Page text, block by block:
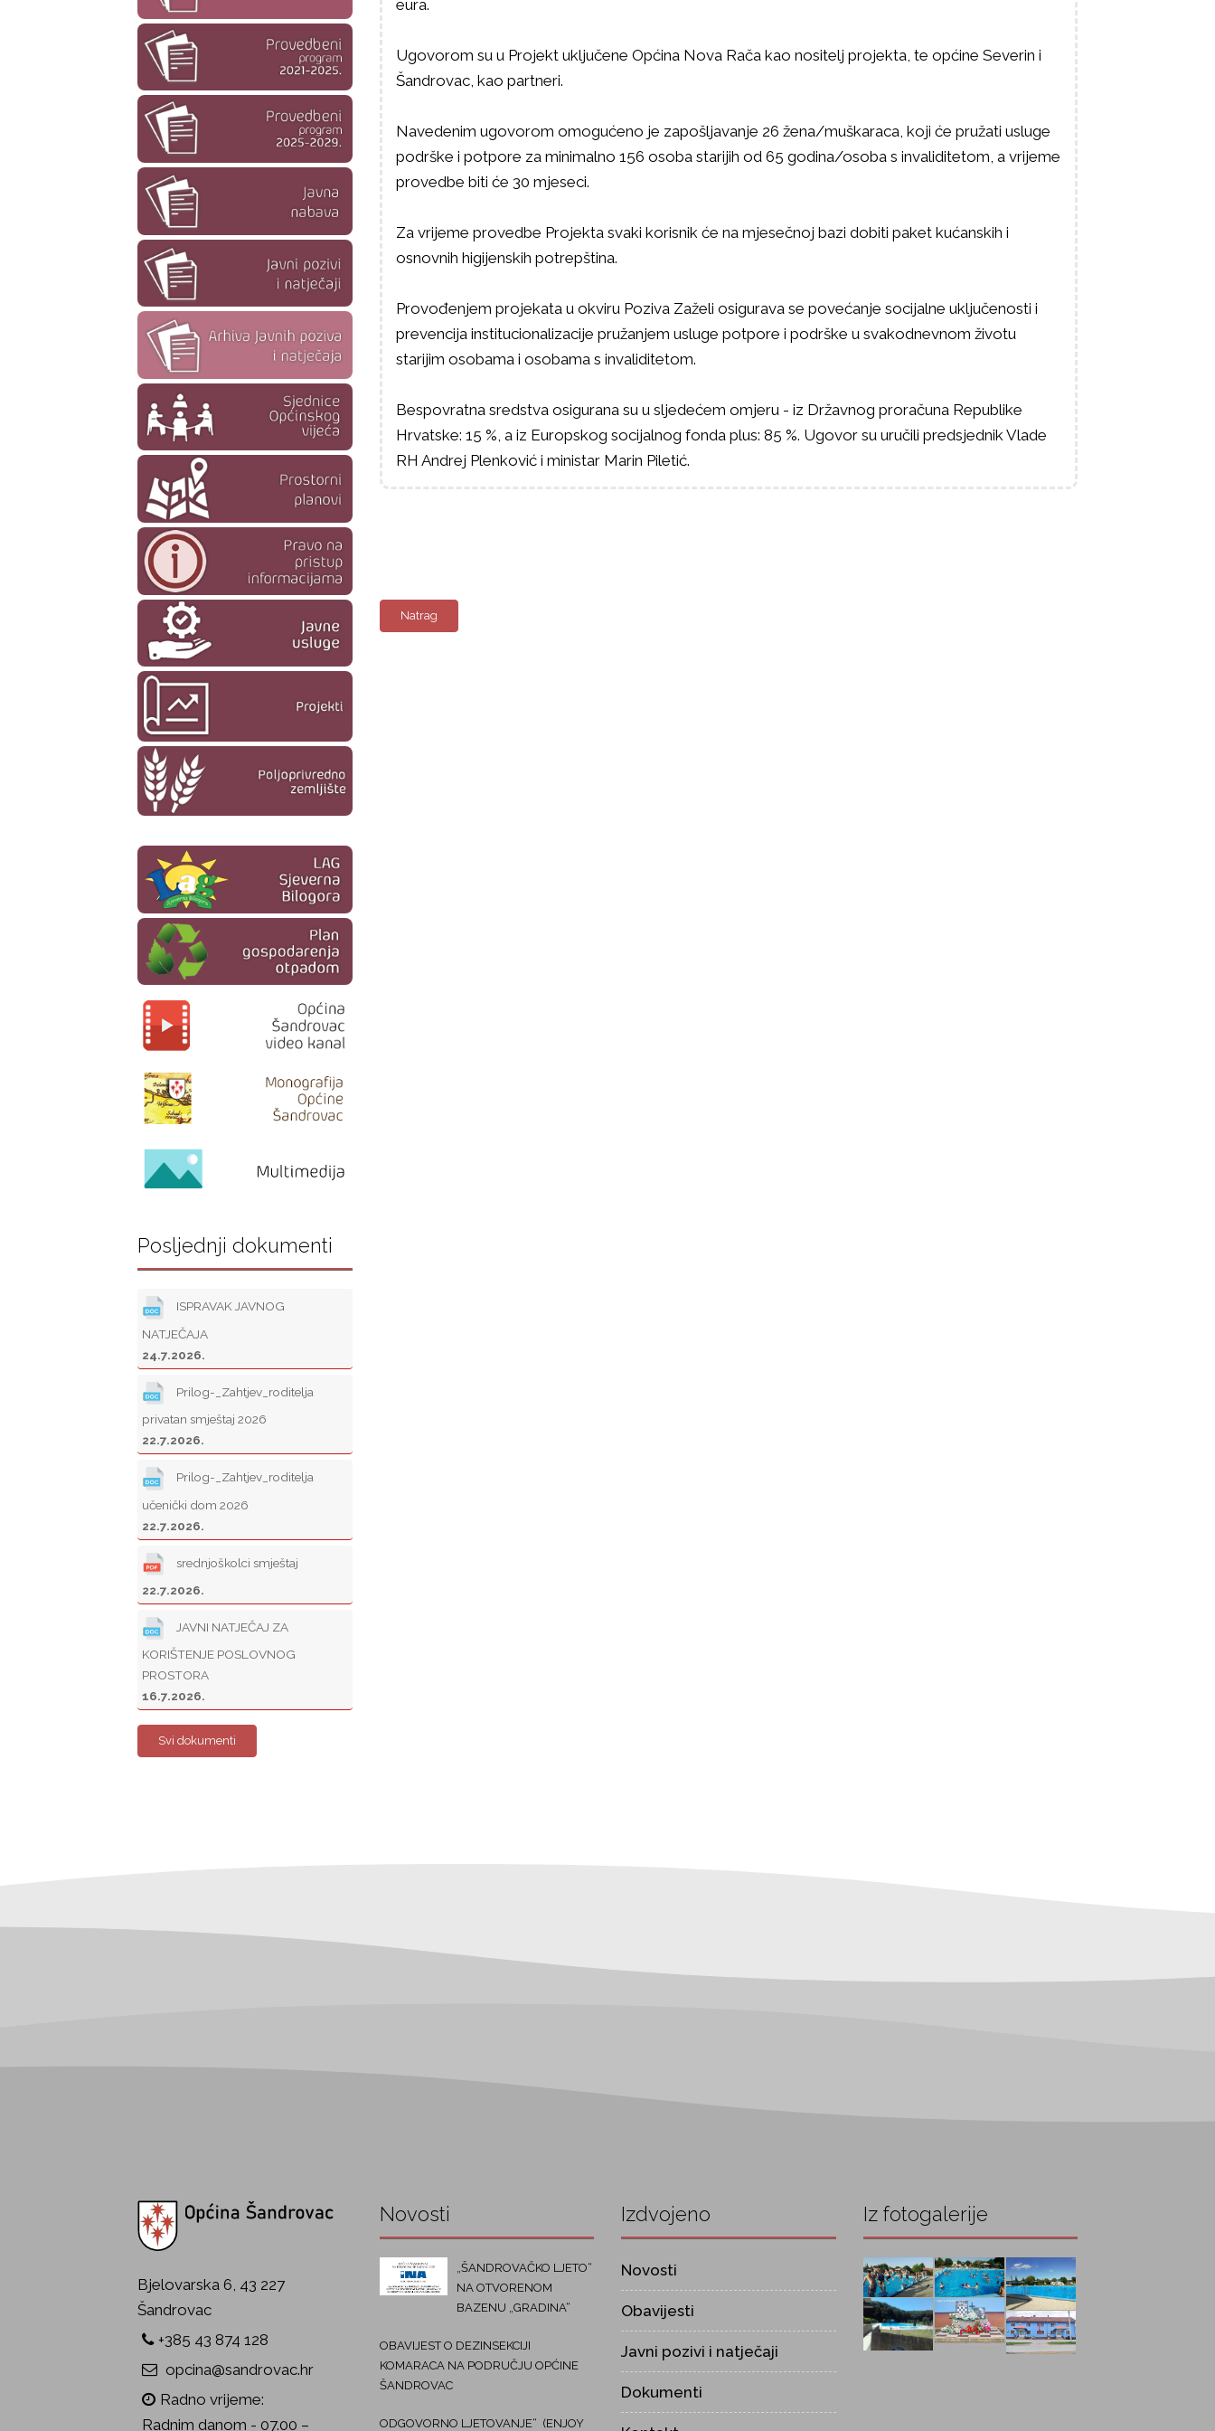
eura.
Ugovorom su u Projekt uključene Općina Nova Rača kao nositelj projekta, te općine Severin i
Šandrovac, kao partneri.
Navedenim ugovorom omogućeno je zapošljavanje 26 žena/muškaraca, koji će pružati usluge
podrške i potpore za minimalno 156 osoba starijih od 65 godina/osoba s invaliditetom, a vrijeme
provedbe biti će 30 mjeseci.
Za vrijeme provedbe Projekta svaki korisnik će na mjesečnoj bazi dobiti paket kućanskih i
osnovnih higijenskih potrepština.
Provođenjem projekata u okviru Poziva Zaželi osigurava se povećanje socijalne uključenosti i
prevencija institucionalizacije pružanjem usluge potpore i podrške u svakodnevnom životu
starijim osobama i osobama s invaliditetom.
Bespovratna sredstva osigurana su u sljedećem omjeru - iz Državnog proračuna Republike
Hrvatske: 15 %, a iz Europskog socijalnog fonda plus: 85 %. Ugovor su uručili predsjednik Vlade
RH Andrej Plenković i ministar Marin Piletić.
Natrag
Posljednji dokumenti
ISPRAVAK JAVNOG
NATJEČAJA
24.7.2026.
Prilog-_Zahtjev_roditelja
privatan smještaj 2026
22.7.2026.
Prilog-_Zahtjev_roditelja
učenički dom 2026
22.7.2026.
srednjoškolci smještaj
22.7.2026.
JAVNI NATJEČAJ ZA
KORIŠTENJE POSLOVNOG
PROSTORA
16.7.2026.
Svi dokumenti
Bjelovarska 6, 43 227
Šandrovac
+385 43 874 128
opcina@sandrovac.hr
Radno vrijeme:
Radnim danom - 07.00 –
Novosti
„ŠANDROVAČKO LJETO“
NA OTVORENOM
BAZENU „GRADINA“
OBAVIJEST O DEZINSEKCIJI
KOMARACA NA PODRUČJU OPĆINE
ŠANDROVAC
ODGOVORNO LJETOVANJE“ (ENJOY
Izdvojeno
Novosti
Obavijesti
Javni pozivi i natječaji
Dokumenti
Iz fotogalerije